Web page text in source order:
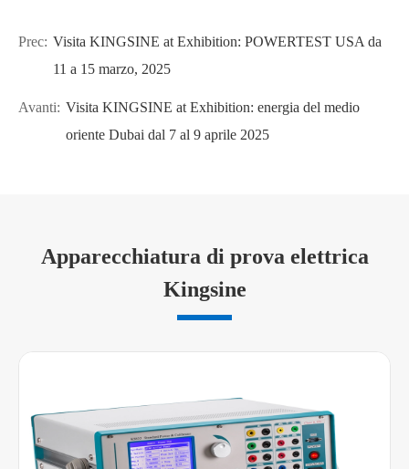
Prec: Visita KINGSINE at Exhibition: POWERTEST USA da
11 a 15 marzo, 2025
Avanti: Visita KINGSINE at Exhibition: energia del medio
oriente Dubai dal 7 al 9 aprile 2025
Apparecchiatura di prova elettrica
Kingsine